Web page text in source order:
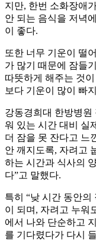
지만, 한번 소화장애
안 되는 음식을 저녁
이 좋다.
또한 너무 기운이 떨
가 많기 때문에 잠들
따뜻하게 해주는 것
보다 기운이 많이 빠
강동경희대 한방병원
워 있는 시간 대비 실
더 잠을 못 잔다고 느
안 깨지도록, 자려고
하는 시간과 식사의
다”고 말했다.
특히 “낮 시간 동안
이 되며, 자려고 누워
에서 나와 단순하고
를 기다렸다가 다시